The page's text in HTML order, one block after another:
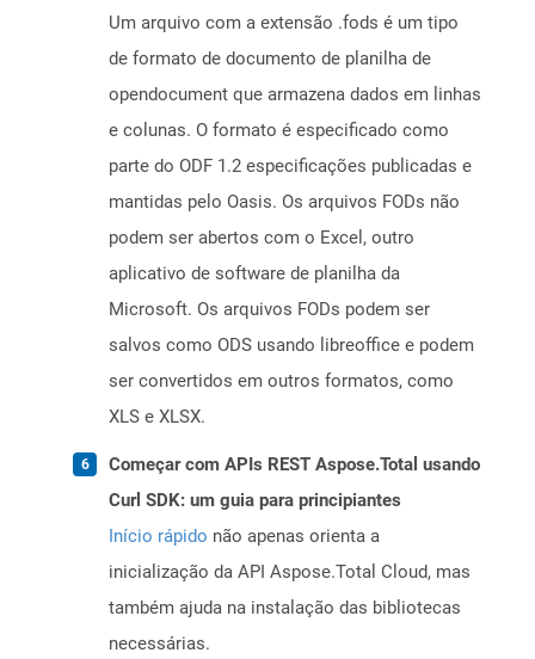
Um arquivo com a extensão .fods é um tipo
de formato de documento de planilha de
opendocument que armazena dados em linhas
e colunas. O formato é especificado como
parte do ODF 1.2 especificações publicadas e
mantidas pelo Oasis. Os arquivos FODs não
podem ser abertos com o Excel, outro
aplicativo de software de planilha da
Microsoft. Os arquivos FODs podem ser
salvos como ODS usando libreoffice e podem
ser convertidos em outros formatos, como
XLS e XLSX.
Começar com APIs REST Aspose.Total usando
Curl SDK: um guia para principiantes
Início rápido não apenas orienta a
inicialização da API Aspose.Total Cloud, mas
também ajuda na instalação das bibliotecas
necessárias.